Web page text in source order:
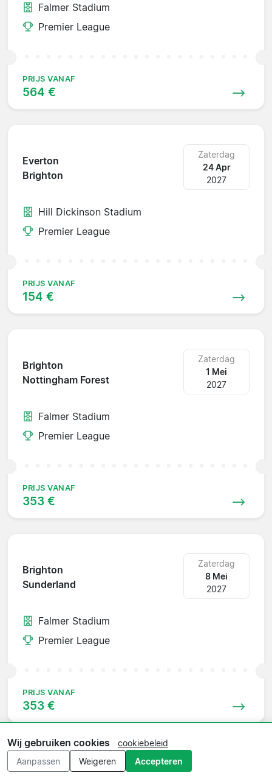
Falmer Stadium
Premier League
PRIJS VANAF
564 €
Everton
Brighton
Zaterdag
24 Apr
2027
Hill Dickinson Stadium
Premier League
PRIJS VANAF
154 €
Brighton
Nottingham Forest
Zaterdag
1 Mei
2027
Falmer Stadium
Premier League
PRIJS VANAF
353 €
Brighton
Sunderland
Zaterdag
8 Mei
2027
Falmer Stadium
Premier League
PRIJS VANAF
353 €
Crystal Palace
Wij gebruiken cookies
cookiebeleid
Aanpassen
Weigeren Accepteren